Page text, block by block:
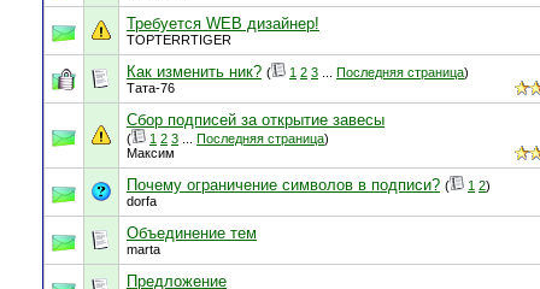
Требуется WEB дизайнер!
TOPTERRTIGER
Как изменить ник? ( 1 2 3 Последняя страница)
Тата-76
Сбор подписей за открытие завесы
( 1 2 3 Последняя страница)
Максим
Почему ограничение символов в подписи? ( 1 2)
dorfa
Объединение тем
marta
Предложение